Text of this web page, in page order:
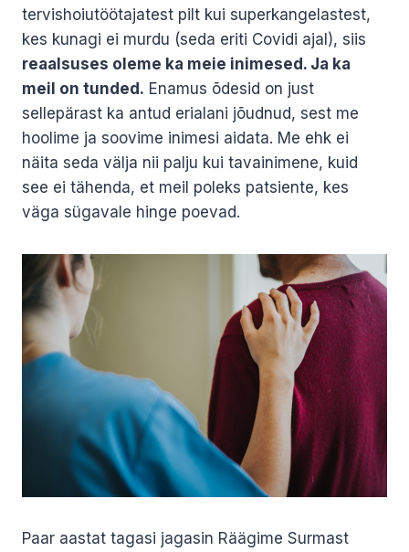
tervishoiutöötajatest pilt kui superkangelastest,
kes kunagi ei murdu (seda eriti Covidi ajal), siis
reaalsuses oleme ka meie inimesed. Ja ka
meil on tunded. Enamus õdesid on just
sellepärast ka antud erialani jõudnud, sest me
hoolime ja soovime inimesi aidata. Me ehk ei
näita seda välja nii palju kui tavainimene, kuid
see ei tähenda, et meil poleks patsiente, kes
väga sügavale hinge poevad.
Paar aastat tagasi jagasin Räägime Surmast